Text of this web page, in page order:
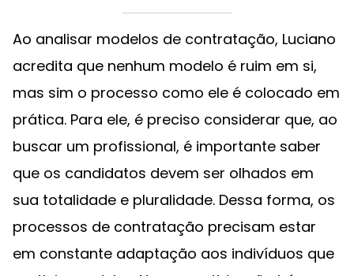
Ao analisar modelos de contratação, Luciano
acredita que nenhum modelo é ruim em si,
mas sim o processo como ele é colocado em
prática. Para ele, é preciso considerar que, ao
buscar um profissional, é importante saber
que os candidatos devem ser olhados em
sua totalidade e pluralidade. Dessa forma, os
processos de contratação precisam estar
em constante adaptação aos indivíduos que